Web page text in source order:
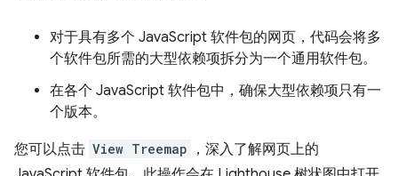
对于具有多个 JavaScript 软件包的网页，代码会将多
个软件包所需的大型依赖项拆分为一个通用软件包。
在各个 JavaScript 软件包中，确保大型依赖项只有一
个版本。
您可以点击 View Treemap
，深入了解网页上的